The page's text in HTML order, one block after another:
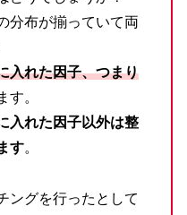
分布が揃っていて両
入れた因子、つまり
す。
入れた因子以外は整
す。
ングを行ったとして